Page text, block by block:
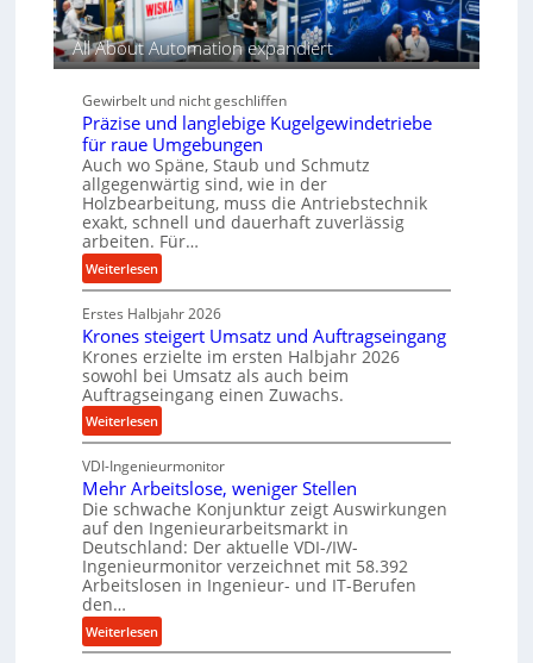
r
i
b
e
u
m
i
e
e
m
a
c
e
b
e
i
m
D
r
ü
k
p
r
o
z
e
s
s
t
s
i
c
h
i
m
J
u
l
i
All About Automation expandiert
Gewirbelt und nicht geschliffen
Präzise und langlebige Kugelgewindetriebe
für raue Umgebungen
Auch wo Späne, Staub und Schmutz
allgegenwärtig sind, wie in der
Holzbearbeitung, muss die Antriebstechnik
exakt, schnell und dauerhaft zuverlässig
arbeiten. Für…
Weiterlesen:
P
r
ä
z
i
s
e
u
n
d
l
a
n
g
e
b
Erstes Halbjahr 2026
Krones steigert Umsatz und Auftragseingang
Krones erzielte im ersten Halbjahr 2026
sowohl bei Umsatz als auch beim
Auftragseingang einen Zuwachs.
Weiterlesen:
K
r
o
n
e
s
s
e
i
VDI-Ingenieurmonitor
Mehr Arbeitslose, weniger Stellen
Die schwache Konjunktur zeigt Auswirkungen
auf den Ingenieurarbeitsmarkt in
Deutschland: Der aktuelle VDI-/IW-
Ingenieurmonitor verzeichnet mit 58.392
Arbeitslosen in Ingenieur- und IT-Berufen
den…
Weiterlesen:
M